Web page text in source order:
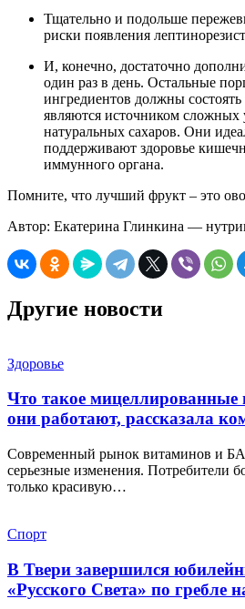
Тщательно и подольше
риски появления
И, конечно, достаточно
один раз в день. Остальные
ингредиентов должны
являются источником сложных
натуральных сахаров. Они
поддерживают здоровье
иммунного органа.
Помните, что лучший фрукт – это
Автор: Екатерина Глинкина —
Другие новости
Здоровье
Что такое
они работают, рассказала
Современный рынок витаминов и
серьезные изменения. Потребители
только красивую…
Спорт
В Твери завершился
«Русского Света» по гребле